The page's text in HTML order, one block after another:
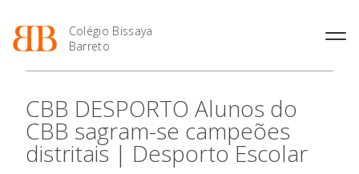
Colégio Bissaya
Barreto
Projeto Educativo
Organização
Colaboradores Docentes
Enriquecimento Curricular
Oferta Curricular
Atividades Extracurriculares
Profissionais
Matrículas
Horários e Manuais
2027
Calendários
Portal do Professor
CBB DESPORTO Alunos do
CBB sagram-se campeões
distritais | Desporto Escolar